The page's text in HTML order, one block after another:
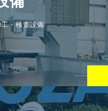
・検査設備